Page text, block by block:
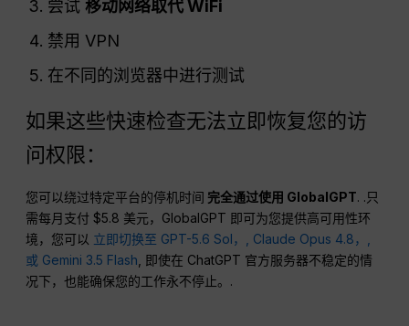
尝试移动网络取代 WiFi
禁用 VPN
在不同的浏览器中进行测试
如果这些快速检查无法立即恢复您的访
问权限：
您可以绕过特定平台的停机时间 完全通过使用 GlobalGPT. .只
需每月支付 $5.8 美元，GlobalGPT 即可为您提供高可用性环
境，您可以 立即切换至 GPT-5.6 Sol，, Claude Opus 4.8，,
或 Gemini 3.5 Flash , 即使在 ChatGPT 官方服务器不稳定的情
况下，也能确保您的工作永不停止。.